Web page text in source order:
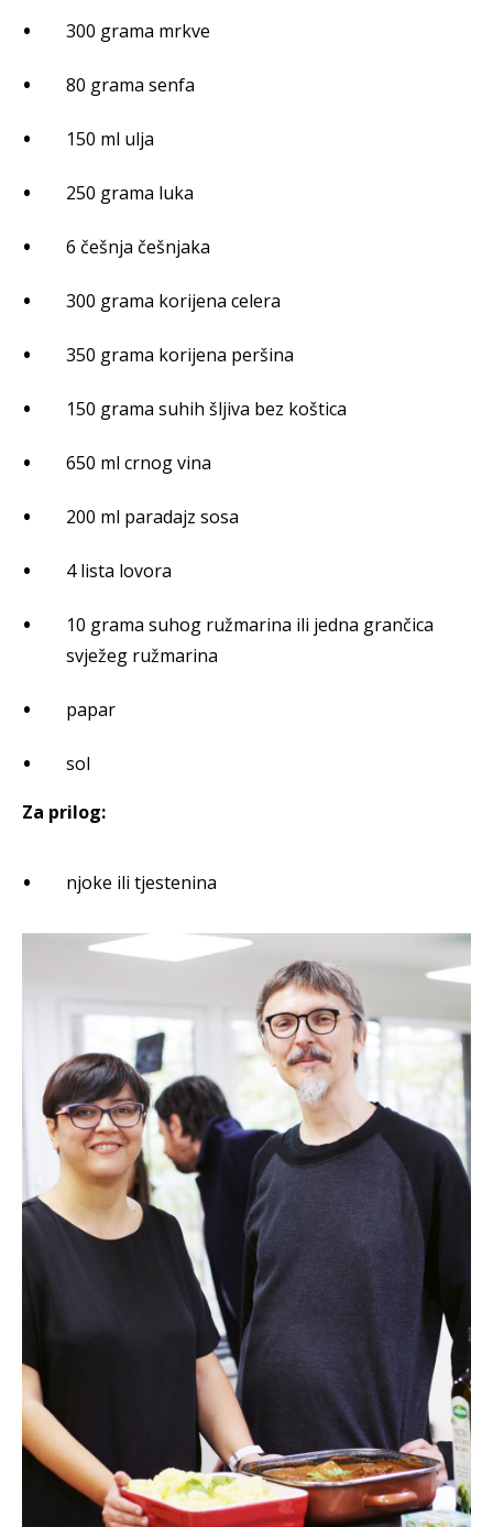
300 grama mrkve
80 grama senfa
150 ml ulja
250 grama luka
6 češnja češnjaka
300 grama korijena celera
350 grama korijena peršina
150 grama suhih šljiva bez koštica
650 ml crnog vina
200 ml paradajz sosa
4 lista lovora
10 grama suhog ružmarina ili jedna grančica
svježeg ružmarina
papar
sol
Za prilog:
njoke ili tjestenina